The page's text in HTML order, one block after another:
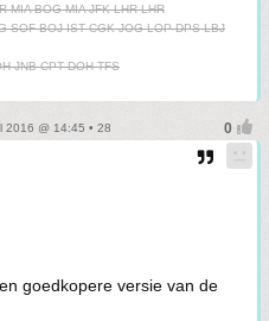
MIA BOG MIA JFK LHR LHR
SOF BOJ IST CGK JOG LOP DPS LBJ
JNB CPT DOH TFS
2016 @ 14:45 • 28
goedkopere versie van de